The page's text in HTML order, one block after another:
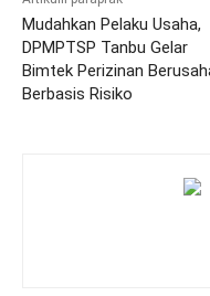
Mudahkan Pelaku Usaha,
DPMPTSP Tanbu Gelar
Bimtek Perizinan
Berbasis Risiko